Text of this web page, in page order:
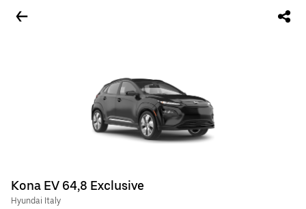
Kona EV 64,8 Exclusive
Hyundai Italy